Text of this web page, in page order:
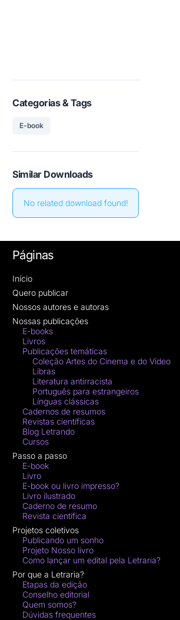
Categorias & Tags
E-book
Similar Downloads
No related download found!
Páginas
Início
Quero publicar
Nossos autores e autoras
Nossas publicações
E-books
Livros
Publicações temáticas
Coleção Artes do Cinema e do Vídeo
Libras
Literatura antirracista
Português para estrangeiros
Línguas clássicas
Cadernos de resumos
Revistas científicas
Blog Letrando
Cursos
Passo a passo
E-book
Livro
E-book ou livro impresso?
Livro ilustrado
Caderno de resumo
Revista científica
Projetos coletivos
Publicando um sonho
Projeto Nosso livro
Como lançar um edital pela Letraria?
Por que a Letraria?
Etapas da edição
Conselho editorial
Quem somos?
Dúvidas frequentes